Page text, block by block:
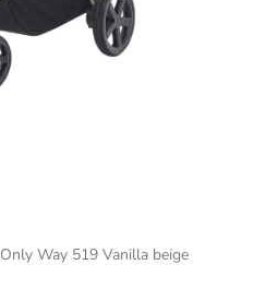
Only Way 519 Vanilla beige